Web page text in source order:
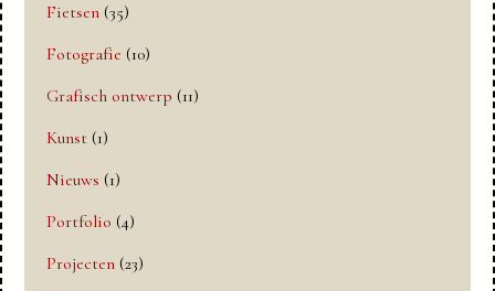
Fietsen (35)
Fotografie (10)
Grafisch ontwerp (11)
Kunst (1)
Nieuws (1)
Portfolio (4)
Projecten (23)